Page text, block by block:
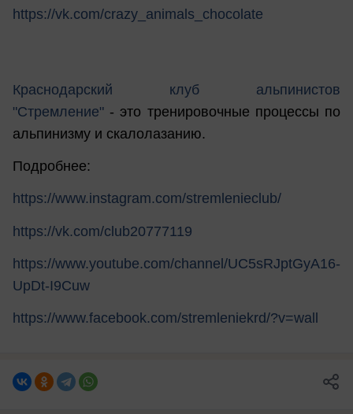
https://vk.com/crazy_animals_chocolate
Краснодарский клуб альпинистов
"Стремление" - это тренировочные процессы по
альпинизму и скалолазанию.
Подробнее:
https://www.instagram.com/stremlenieclub/
https://vk.com/club20777119
https://www.youtube.com/channel/UC5sRJptGyA16-
UpDt-I9Cuw
https://www.facebook.com/stremleniekrd/?v=wall